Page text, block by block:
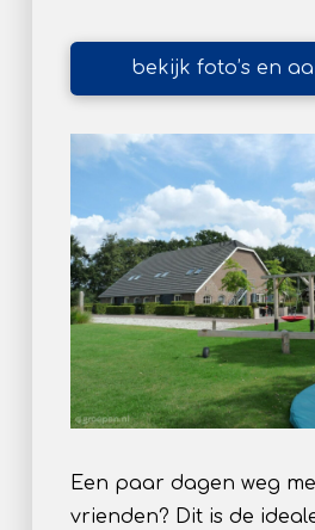
bekijk foto’s en
Een paar dagen weg
vrienden? Dit is de